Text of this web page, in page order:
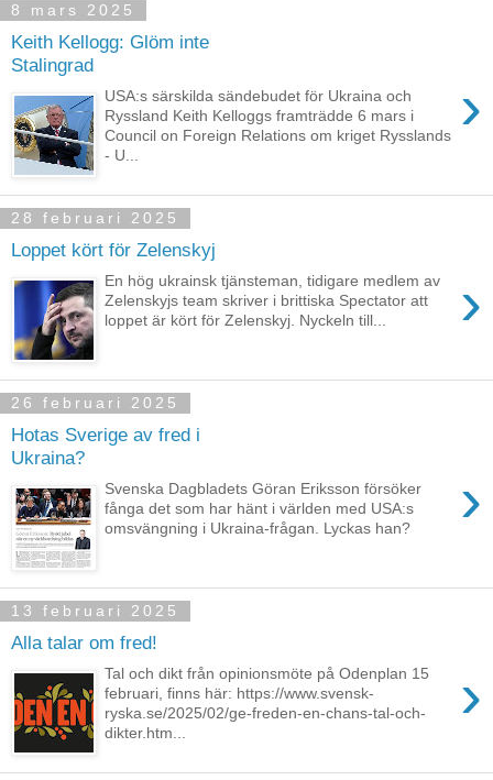
8 mars 2025
Keith Kellogg: Glöm inte
Stalingrad
›
USA:s särskilda sändebudet för Ukraina och
Ryssland Keith Kelloggs framträdde 6 mars i
Council on Foreign Relations om kriget Rysslands
- U...
28 februari 2025
Loppet kört för Zelenskyj
›
En hög ukrainsk tjänsteman, tidigare medlem av
Zelenskyjs team skriver i brittiska Spectator att
loppet är kört för Zelenskyj. Nyckeln till...
26 februari 2025
Hotas Sverige av fred i
Ukraina?
›
Svenska Dagbladets Göran Eriksson försöker
fånga det som har hänt i världen med USA:s
omsvängning i Ukraina-frågan. Lyckas han?
13 februari 2025
Alla talar om fred!
›
Tal och dikt från opinionsmöte på Odenplan 15
februari, finns här: https://www.svensk-
ryska.se/2025/02/ge-freden-en-chans-tal-och-
dikter.htm...